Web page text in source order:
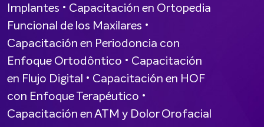
Implantes • Capacitación en Ortopedia
Funcional de los Maxilares •
Capacitación en Periodoncia con
Enfoque Ortodôntico • Capacitación
en Flujo Digital • Capacitación en HOF
con Enfoque Terapéutico •
Capacitación en ATM y Dolor Orofacial